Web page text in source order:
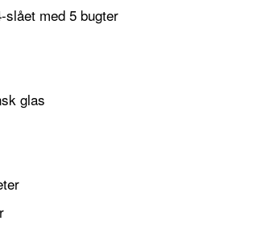
slået med 5 bugter
glas